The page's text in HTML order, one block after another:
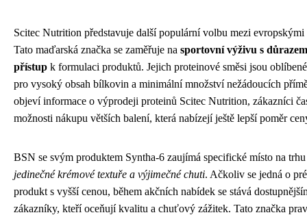
Scitec Nutrition představuje další populární volbu mezi evropskými
Tato maďarská značka se zaměřuje na sportovní výživu s
přístup k formulaci produktů. Jejich proteinové směsi jsou
pro vysoký obsah bílkovin a minimální množství nežádoucích
objeví informace o výprodeji proteinů Scitec Nutrition, zákazníci
možnosti nákupu větších balení, která nabízejí ještě lepší poměr
BSN se svým produktem Syntha-6 zaujímá specifické místo na
jedinečné krémové textuře a výjimečné chuti. Ačkoliv se jedná o
produkt s vyšší cenou, během akčních nabídek se stává
zákazníky, kteří oceňují kvalitu a chuťový zážitek. Tato značka